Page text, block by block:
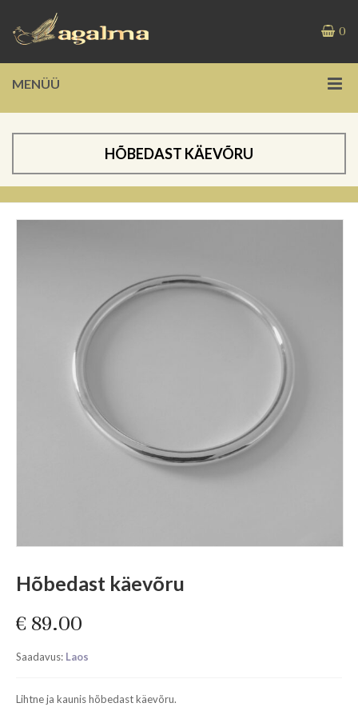
0
MENÜÜ
HÕBEDAST KÄEVÕRU
Hõbedast käevõru
€ 89.00
Saadavus: Laos
Lihtne ja kaunis hõbedast käevõru.